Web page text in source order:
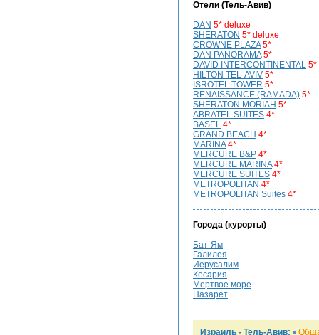
Отели (Тель-Авив)
DAN 5* deluxe
SHERATON 5* deluxe
CROWNE PLAZA 5*
DAN PANORAMA 5*
DAVID INTERCONTINENTAL 5*
HILTON TEL-AVIV 5*
ISROTEL TOWER 5*
RENAISSANCE (RAMADA) 5*
SHERATON MORIAH 5*
ABRATEL SUITES 4*
BASEL 4*
GRAND BEACH 4*
MARINA 4*
MERCURE B&P 4*
MERCURE MARINA 4*
MERCURE SUITES 4*
METROPOLITAN 4*
METROPOLITAN Suites 4*
Города (курорты)
Бат-Ям
Галилея
Иерусалим
Кесария
Мертвое море
Назарет
Израиль - Тель-Авив: